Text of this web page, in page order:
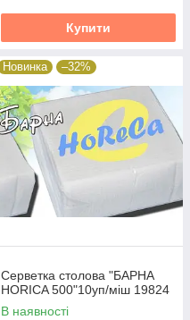
Купити
Новинка –32%
Серветка столова "БАРНА
HORICA 500"10уп/міш 19824
В наявності